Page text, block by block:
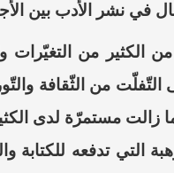
في نشر الأدب بين
من الكثير من التغيّرات
التّفلّت من الثّقافة
زالت مستمرّة لدى
التي تدفعه للكتابة